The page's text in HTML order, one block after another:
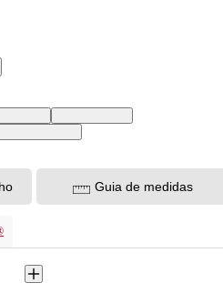
| M BRS USA | P BR
| PP BR
Guia de medidas